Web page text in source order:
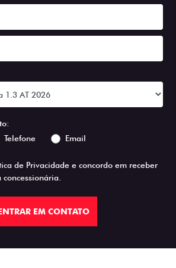
Telefone Email
de Privacidade e concordo em receber
EM CONTATO